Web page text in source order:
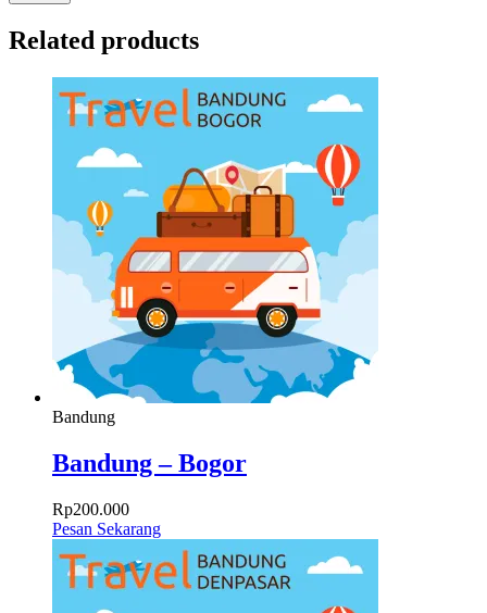
Related products
Bandung
Bandung – Bogor
Rp200.000
Pesan Sekarang